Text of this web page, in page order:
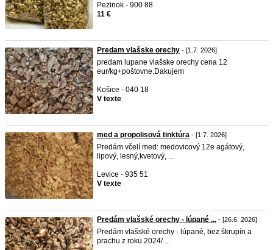
Pezinok - 900 88
11 €
Predam vlašske orechy - [1.7. 2026]
predam lupane vlašske orechy cena 12
eur/kg+poštovne.Dakujem
Košice - 040 18
V texte
med a propolisová tinktúra - [1.7. 2026]
Predám včelí med: medovicový 12e agátový,
lipový, lesný,kvetový, ...
Levice - 935 51
V texte
Predám vlašské orechy - lúpané ... - [26.6. 2026]
Predám vlašské orechy - lúpané, bez škrupín a
prachu z roku 2024/ ...